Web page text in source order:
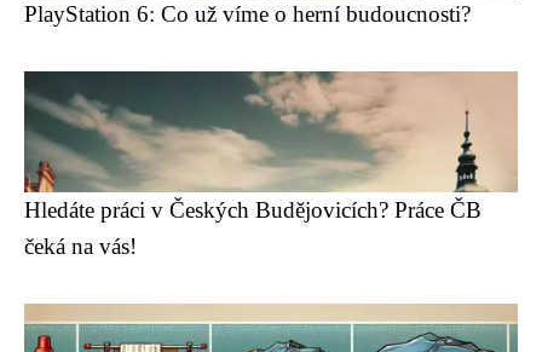
PlayStation 6: Co už víme o herní budoucnosti?
Hledáte práci v Českých Budějovicích? Práce ČB
čeká na vás!